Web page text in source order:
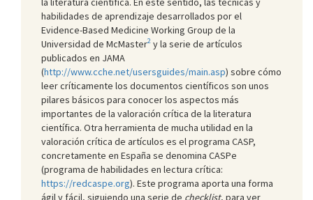
habilidades de aprendizaje desarrollados por el
Evidence-Based Medicine Working Group de la
Universidad de McMaster2 y la serie de artículos
publicados en JAMA
(http://www.cche.net/usersguides/main.asp) sobre cómo
leer críticamente los documentos científicos son unos
pilares básicos para conocer los aspectos más
importantes de la valoración crítica de la literatura
científica. Otra herramienta de mucha utilidad en la
valoración crítica de artículos es el programa CASP,
concretamente en España se denomina CASPe
(programa de habilidades en lectura crítica:
https://redcaspe.org). Este programa aporta una forma
ágil y fácil, siguiendo una serie de checklist, para ver